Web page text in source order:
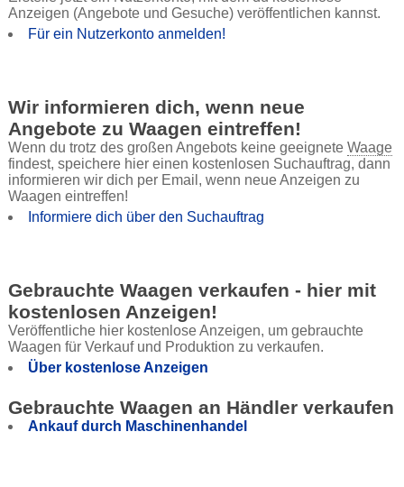
Anzeigen (Angebote und Gesuche) veröffentlichen kannst.
Für ein Nutzerkonto anmelden!
Wir informieren dich, wenn neue
Angebote zu Waagen eintreffen!
Wenn du trotz des großen Angebots keine geeignete Waage
findest, speichere hier einen kostenlosen Suchauftrag, dann
informieren wir dich per Email, wenn neue Anzeigen zu
Waagen eintreffen!
Informiere dich über den Suchauftrag
Gebrauchte Waagen verkaufen - hier mit
kostenlosen Anzeigen!
Veröffentliche hier kostenlose Anzeigen, um gebrauchte
Waagen für Verkauf und Produktion zu verkaufen.
Über kostenlose Anzeigen
Gebrauchte Waagen an Händler verkaufen
Ankauf durch Maschinenhandel